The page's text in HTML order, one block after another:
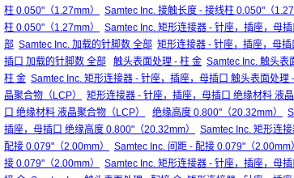
柱 0.050"（1.27mm）
Samtec Inc. 接触长度 - 接线柱 0.050"（
柱 0.050"（1.27mm）
Samtec Inc. 矩形连接器 - 针座，插座，母
部 Samtec Inc. 加载的针脚数 全部 矩形连接器 - 针座，插座，母
插口 加载的针脚数 全部
触头表面处理 - 柱 金 Samtec Inc. 触头表
柱 金 Samtec Inc. 矩形连接器 - 针座，插座，母插口 触头表面处理
晶聚合物（LCP）
矩形连接器 - 针座，插座，母插口 绝缘材料 液晶
口 绝缘材料 液晶聚合物（LCP）
绝缘高度 0.800"（20.32mm）
插座，母插口 绝缘高度 0.800"（20.32mm）
Samtec Inc. 矩形连
配接 0.079"（2.00mm）
Samtec Inc. 间距 - 配接 0.079"（2.00mm）
接 0.079"（2.00mm）
Samtec Inc. 矩形连接器 - 针座，插座，母